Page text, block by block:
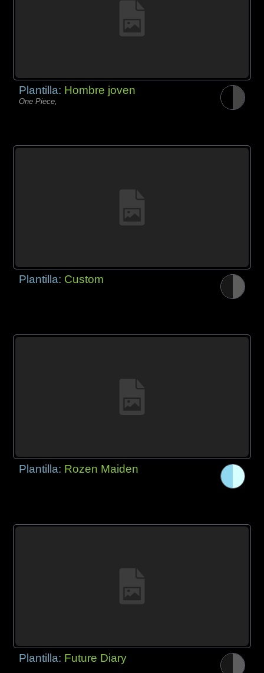
Plantilla: Hombre joven
One Piece,
Plantilla: Custom
Plantilla: Rozen Maiden
Plantilla: Future Diary